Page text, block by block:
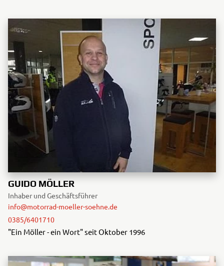
GUIDO MÖLLER
Inhaber und Geschäftsführer
info@motorrad-moeller-soehne.de
0385/6401710
"Ein Möller - ein Wort" seit Oktober 1996